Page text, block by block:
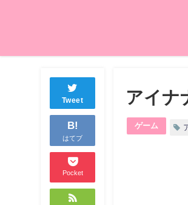
Tweet
B!
はてブ
Pocket
アイナ
ゲーム